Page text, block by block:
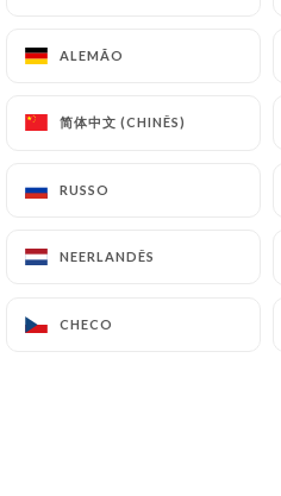
ALEMÃO
简体中文 (CHINÊS)
RUSSO
NEERLANDÊS
CHECO
ALEMÃO
简体中文 (CHINÊS)
RUSSO
NEERLANDÊS
CHECO